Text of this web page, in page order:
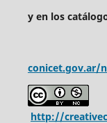
y en los
conicet.gov.ar/
http://